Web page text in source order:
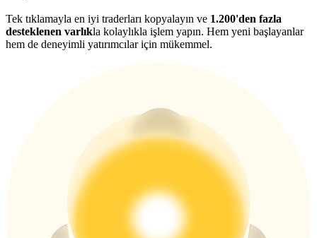
BTC New User Exclusive: 6.5% APR
BTC Flexible Staking | Daily Rewards
Tek tıklamayla en iyi traderları kopyalayın ve 1.200'den fazla
desteklenen varlıkla kolaylıkla işlem yapın. Hem yeni başlayanlar
hem de deneyimli yatırımcılar için mükemmel.